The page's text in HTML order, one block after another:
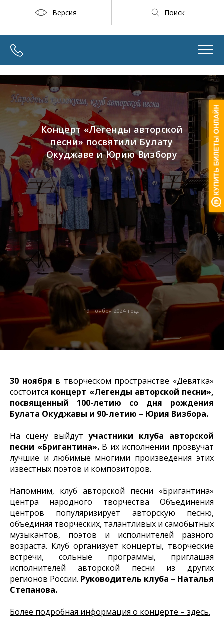
Версия Поиск
19 ноября 2024 года
Концерт «Легенды авторской
песни» посвятили Булату
Окуджаве и Юрию Визбору
30 ноября в творческом пространстве «Девятка»
состоится концерт «Легенды авторской песни»,
посвященный 100-летию со дня рождения
Булата Окуджавы и 90-летию – Юрия Визбора.
На сцену выйдутучастники клуба авторской
песни «Бригантина».В их исполнении прозвучат
лучшие и любимые многими произведения этих
известных поэтов и композиторов.
Напомним, клуб авторской песни «Бригантина»
центра народного творчества Объединения
центров популяризирует авторскую песню,
объединяя творческих, талантливых и самобытных
музыкантов, поэтов и исполнителей разного
возраста. Клуб организует концерты, творческие
встречи, сольные программы, приглашая
исполнителей авторской песни из других
регионов России. Руководитель клуба – Наталья
Степанова.
Более подробная информация о концерте – здесь.